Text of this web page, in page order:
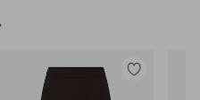
Tilføj